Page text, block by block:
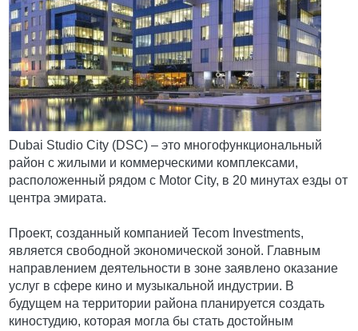
Dubai Studio City (DSC) – это многофункциональный
район с жилыми и коммерческими комплексами,
расположенный рядом с Motor City, в 20 минутах езды от
центра эмирата.
Проект, созданный компанией Tecom Investments,
является свободной экономической зоной. Главным
направлением деятельности в зоне заявлено оказание
услуг в сфере кино и музыкальной индустрии. В
будущем на территории района планируется создать
киностудию, которая могла бы стать достойным